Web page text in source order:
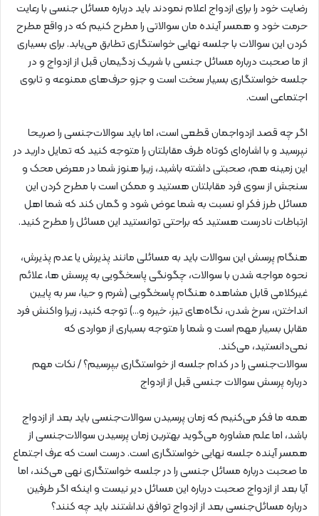
رضایت خود را برای ازدواج اعلام نمودند باید درباره مسائل جنسی با رعایت
حرمت خود و همسر آینده مان سوالاتی را مطرح کنیم که در واقع مطرح
کردن این سوالات با جلسه نهایی خواستگاری تطابق می‌یابد. برای بسیاری
از ما صحبت درباره مسائل جنسی با شریک زدگیمان قبل از ازدواج و در
جلسه خواستگاری بسیار سخت است و جزو حرف‌های ممنوعه و تابوی
اجتماعی است.
اگر چه قصد ازدواجمان قطعی است، اما باید سوالات‌جنسی را صریحا
نپرسید و با اشاره‌ای کوتاه طرف مقابلتان را متوجه کنید که تمایل دارید در
این زمینه هم، صحبتی داشته باشید، زیرا هنوز شما در معرض محک و
سنجش از سوی فرد مقابلتان هستید و ممکن است با مطرح کردن این
مسائل طرز فکر او نسبت به شما عوض شود و گمان کند که شما اهل
ارتباطات نادرست هستید که براحتی توانستید این مسائل را مطرح کنید.
هنگام پرسش این سوالات باید به مسائلی مانند پذیرش یا عدم پذیرش،
نحوه مواجه شدن با سوالات، چگونگی پاسخگویی به پرسش ها، علائم
غیرکلامی قابل مشاهده هنگام پاسخگویی (شرم و حیا، سر به پایین
انداختن، سرخ شدن، نگاه‌های تیز، خیره و…) توجه کنید، زیرا واکنش فرد
مقابل بسیار مهم است و شما را متوجه بسیاری از مواردی که
نمی‌دانستید، می‌کند.
سوالات‌جنسی را در کدام جلسه از خواستگاری بپرسیم؟ / نکات مهم
درباره پرسش سوالات جنسی قبل از ازدواج
همه ما فکر می‌کنیم که زمان پرسیدن سوالات‌جنسی باید بعد از ازدواج
باشد، اما علم مشاوره می‌گوید بهترین زمان پرسیدن سوالات‌جنسی از
همسر آینده جلسه نهایی خواستگاری است. درست است که عرف اجتماع
ما صحبت درباره مسائل جنسی را در جلسه خواستگاری نهی می‌کند، اما
آیا بعد از ازدواج صحبت درباره این مسائل دیر نیست و اینکه اگر طرفین
درباره مسائل‌جنسی بعد از ازدواج توافق نداشتند باید چه کنند؟